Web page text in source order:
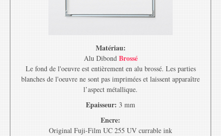
Matériau:
Alu Dibond Brossé
Le fond de l'oeuvre est entièrement en alu brossé. Les parties
blanches de l'oeuvre ne sont pas imprimées et laissent apparaître
l’aspect métallique.
Epaisseur: 3 mm
Encre:
Original Fuji-Film UC 255 UV currable ink